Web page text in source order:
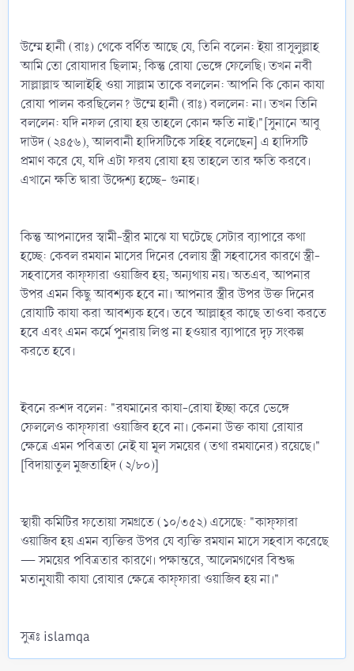
উম্মে হানী (রাঃ) থেকে বর্ণিত আছে যে, তিনি বলেন: ইয়া রাসূলুল্লাহ
আমি তো রোযাদার ছিলাম; কিন্তু রোযা ভেঙ্গে ফেলেছি। তখন নবী
সাল্লাল্লাহু আলাইহি ওয়া সাল্লাম তাকে বললেন: আপনি কি কোন কাযা
রোযা পালন করছিলেন? উম্মে হানী (রাঃ) বললেন: না। তখন তিনি
বললেন: যদি নফল রোযা হয় তাহলে কোন ক্ষতি নাই।"[সুনানে আবু
দাউদ (২৪৫৬), আলবানী হাদিসটিকে সহিহ বলেছেন] এ হাদিসটি
প্রমাণ করে যে, যদি এটা ফরয রোযা হয় তাহলে তার ক্ষতি করবে।
এখানে ক্ষতি দ্বারা উদ্দেশ্য হচ্ছে- গুনাহ।
কিন্তু আপনাদের স্বামী-স্ত্রীর মাঝে যা ঘটেছে সেটার ব্যাপারে কথা
হচ্ছে: কেবল রমযান মাসের দিনের বেলায় স্ত্রী সহবাসের কারণে স্ত্রী-
সহবাসের কাফ্‌ফারা ওয়াজিব হয়; অন্যথায় নয়। অতএব, আপনার
উপর এমন কিছু আবশ্যক হবে না। আপনার স্ত্রীর উপর উক্ত দিনের
রোযাটি কাযা করা আবশ্যক হবে। তবে আল্লাহ্‌র কাছে তাওবা করতে
হবে এবং এমন কর্মে পুনরায় লিপ্ত না হওয়ার ব্যাপারে দৃঢ় সংকল্প
করতে হবে।
ইবনে রুশদ বলেন: "রযমানের কাযা-রোযা ইচ্ছা করে ভেঙ্গে
ফেললেও কাফ্‌ফারা ওয়াজিব হবে না। কেননা উক্ত কাযা রোযার
ক্ষেত্রে এমন পবিত্রতা নেই যা মূল সময়ের (তথা রমযানের) রয়েছে।"
[বিদায়াতুল মুজতাহিদ (২/৮০)]
স্থায়ী কমিটির ফতোয়া সমগ্রতে (১০/৩৫২) এসেছে: "কাফ্‌ফারা
ওয়াজিব হয় এমন ব্যক্তির উপর যে ব্যক্তি রমযান মাসে সহবাস করেছে
— সময়ের পবিত্রতার কারণে। পক্ষান্তরে, আলেমগণের বিশুদ্ধ
মতানুযায়ী কাযা রোযার ক্ষেত্রে কাফ্‌ফারা ওয়াজিব হয় না।"
সুত্রঃ islamqa